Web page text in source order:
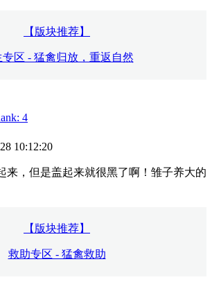
【版块推荐】
专区 - 猛禽归放，重返自然
10:12:20
来，但是盖起来就很黑了啊！雏子养大的
【版块推荐】
救助专区 - 猛禽救助